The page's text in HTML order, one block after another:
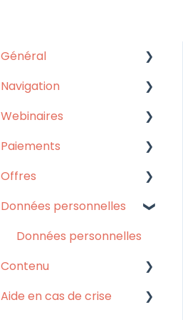
Général
Nos réponses à vos
Navigation
Application mobile
Site internet
Langues
Webinaires
Webinaires
Paiements
Pass illimité
Autres
Remboursements
Offres
Pass illimité
MentorShow Plus
Cours à l'unité (offre
Données personnelles
Données personnelles
Contenu
Contenu
Aide en cas de crise